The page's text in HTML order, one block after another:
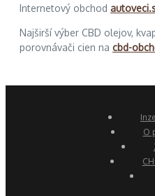
Internetový obchod
Najširší výber CBD olejov,
porovnávači cien na cbd-
O